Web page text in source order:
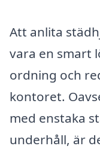
Att anlita
vara en smart
ordning och
kontoret.
med enstaka
underhåll, är